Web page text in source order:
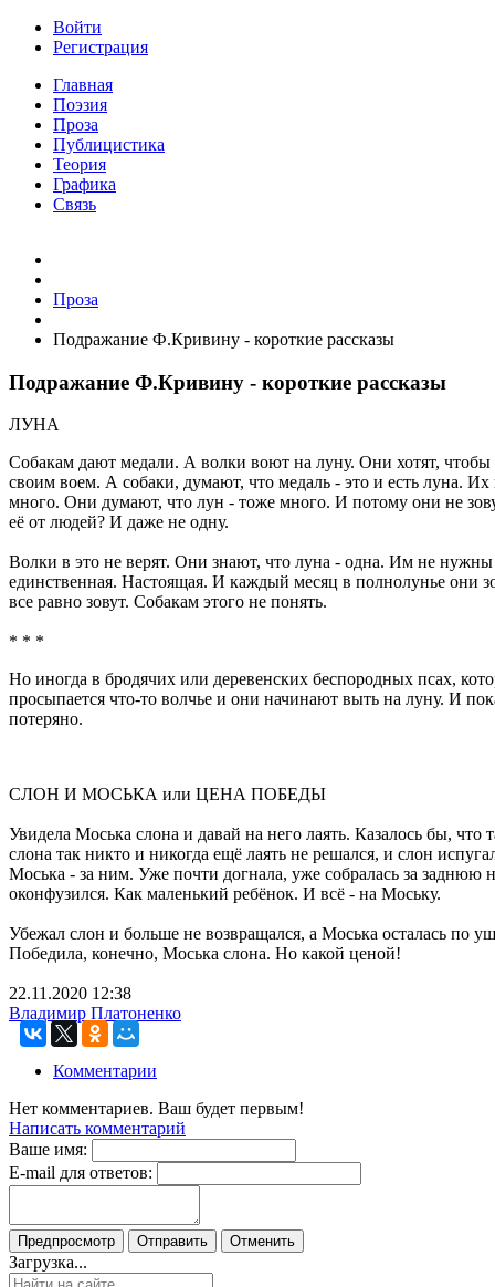
Войти
Регистрация
Главная
Поэзия
Проза
Публицистика
Теория
Графика
Связь
Проза
Подражание Ф.Кривину - короткие рассказы
Подражание Ф.Кривину - короткие рассказы
ЛУНА
Собакам дают медали. А волки воют на луну. Они хотят, чтобы
своим воем. А собаки, думают, что медаль - это и есть луна.
много. Они думают, что лун - тоже много. И потому они не
её от людей? И даже не одну.
Волки в это не верят. Они знают, что луна - одна. Им не
единственная. Настоящая. И каждый месяц в полнолунье они
все равно зовут. Собакам этого не понять.
* * *
Но иногда в бродячих или деревенских беспородных псах,
просыпается что-то волчье и они начинают выть на луну. И
потеряно.
СЛОН И МОСЬКА или ЦЕНА ПОБЕДЫ
Увидела Моська слона и давай на него лаять. Казалось бы,
слона так никто и никогда ещё лаять не решался, и слон
Моська - за ним. Уже почти догнала, уже собралась за заднюю
оконфузился. Как маленький ребёнок. И всё - на Моську.
Убежал слон и больше не возвращался, а Моська осталась по
Победила, конечно, Моська слона. Но какой ценой!
22.11.2020 12:38
Владимир Платоненко
Комментарии
Нет комментариев. Ваш будет первым!
Написать комментарий
Ваше имя:
E-mail для ответов:
Загрузка...